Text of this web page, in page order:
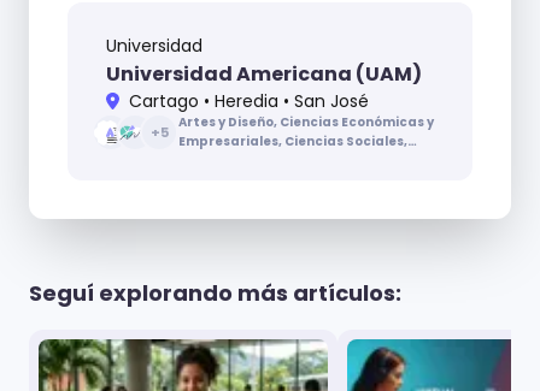
Universidad
Universidad Americana (UAM)
Cartago • Heredia • San José
+5 Artes y Diseño, Ciencias Económicas y
Empresariales, Ciencias Sociales,
Seguí explorando más artículos: